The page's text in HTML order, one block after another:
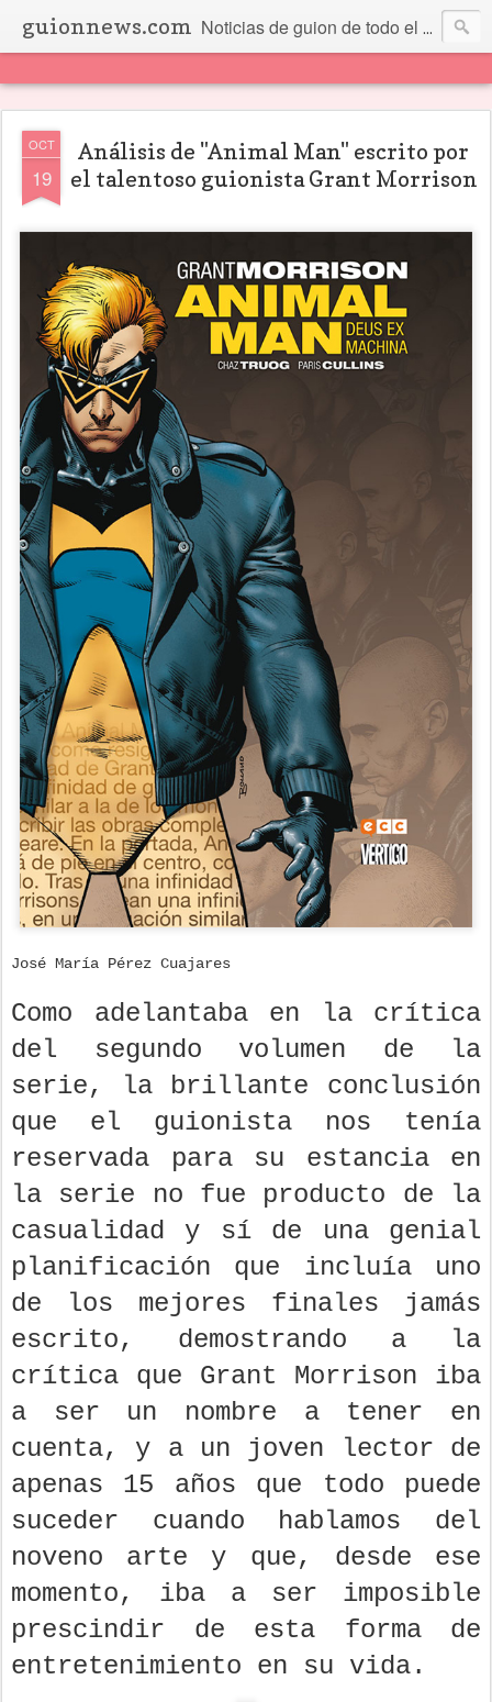
guionnews.com Noticias de guion de todo el mundo... Y más.
OCT
19
Análisis de "Animal Man" escrito por
el talentoso guionista Grant Morrison
José María Pérez Cuajares
Como adelantaba en la crítica
del segundo volumen de la
serie, la brillante conclusión
que el guionista nos tenía
reservada para su estancia en
la serie no fue producto de la
casualidad y sí de una genial
planificación que incluía uno
de los mejores finales jamás
escrito, demostrando a la
crítica que Grant Morrison iba
a ser un nombre a tener en
cuenta, y a un joven lector de
apenas 15 años que todo puede
suceder cuando hablamos del
noveno arte y que, desde ese
momento, iba a ser imposible
prescindir de esta forma de
entretenimiento en su vida.